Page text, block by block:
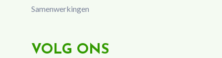
Samenwerkingen
VOLG ONS